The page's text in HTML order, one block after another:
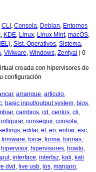
CLI , Consola, Debian, Entornos
, KDE, Linux, Linux Mint, macOS,
, Sist. Operativos, Sistema,
, VMware, Windows, Zentyal 0
creada con hipervisores de
configuración
, arranque, articulo,
, basic input/output system, bios,
, cambios, cd , centos, cli,
, conseguir, consola,
, editar, el , en, entrar, esc,
firmware, force, forma, formas,
hipervisor, hipervisores, howto,
, interface, interfaz, kali, kali
dvd , live usb, los, manjaro,